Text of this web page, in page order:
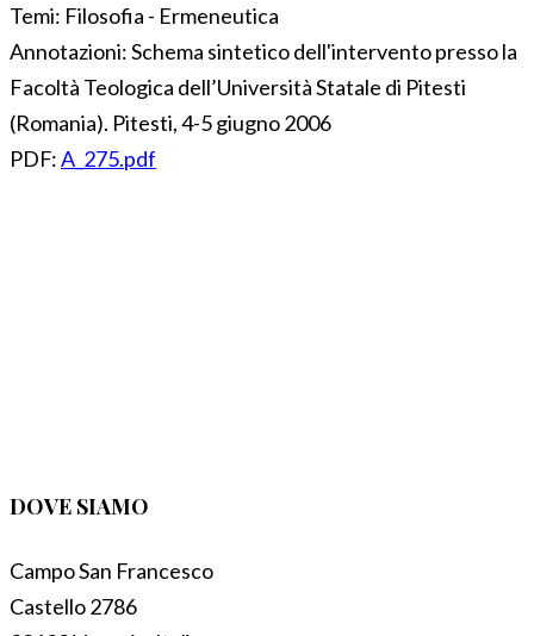
Temi: Filosofia - Ermeneutica
Annotazioni:Schema sintetico dell'intervento presso la
Facoltà Teologica dell’Università Statale di Pitesti
(Romania). Pitesti, 4-5 giugno 2006
PDF:A_275.pdf
DOVE SIAMO
Campo San Francesco
Castello 2786